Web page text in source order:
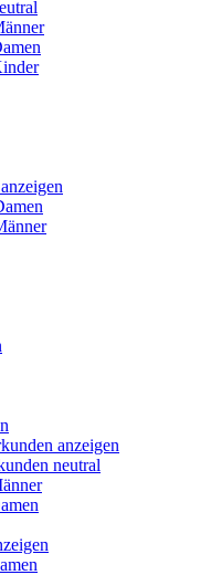
anzeigen
neutral